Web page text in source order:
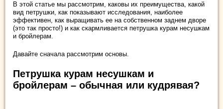
В этой статье мы рассмотрим, каковы их преимущества, какой
вид петрушки, как показывают исследования, наиболее
эффективен, как выращивать ее на собственном заднем дворе
(это так просто!) и как скармливается петрушка курам несушкам
и бройлерам.
Давайте сначала рассмотрим основы.
Петрушка курам несушкам и
бройлерам – обычная или кудрявая?